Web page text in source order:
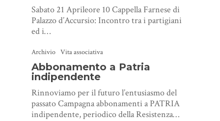
Sabato 21 Aprileore 10 Cappella Farnese di
Palazzo d’Accursio: Incontro tra i partigiani
ed i…
Archivio Vita associativa
Abbonamento a Patria
indipendente
Rinnoviamo per il futuro l’entusiasmo del
passato Campagna abbonamenti a PATRIA
indipendente, periodico della Resistenza…